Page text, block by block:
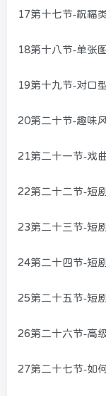
17第十七节-祝福
18第十八节-单张
19第十九节-对口
20第二十节-趣味
21第二十一节-戏
22第二十二节-短
23第二十三节-短
24第二十四节-短
25第二十五节-短
26第二十六节-高
27第二十七节-如